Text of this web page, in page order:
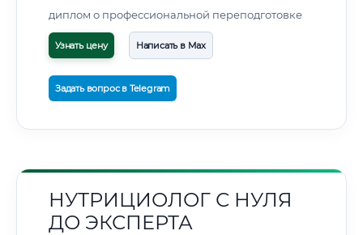
диплом о профессиональной переподготовке
Узнать цену Написать в Max
Задать вопрос в Telegram
НУТРИЦИОЛОГ С НУЛЯ
ДО ЭКСПЕРТА